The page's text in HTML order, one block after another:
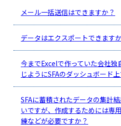
メール一括送信はできますか？
データはエクスポートできます
今までExcelで作っていた会社独
じようにSFAのダッシュボード
SFAに蓄積されたデータの集計
いですが、作成するためには専
練などが必要ですか？